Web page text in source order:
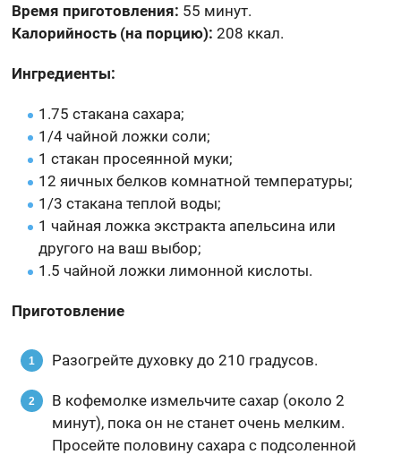
Время приготовления: 55 минут.
Калорийность (на порцию): 208 ккал.
Ингредиенты:
1.75 стакана сахара;
1/4 чайной ложки соли;
1 стакан просеянной муки;
12 яичных белков комнатной температуры;
1/3 стакана теплой воды;
1 чайная ложка экстракта апельсина или
другого на ваш выбор;
1.5 чайной ложки лимонной кислоты.
Приготовление
Разогрейте духовку до 210 градусов.
В кофемолке измельчите сахар (около 2
минут), пока он не станет очень мелким.
Просейте половину сахара с подсоленной